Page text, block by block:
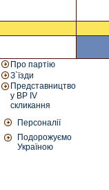
Про партію
З`їзди
Представництво
у ВР IV
скликання
Персоналії
Подорожуємо
Україною